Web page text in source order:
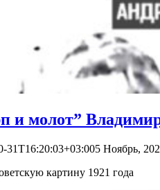
и молот”
31T16:20:03+03:005 Ноябрь,
картину 1921 года